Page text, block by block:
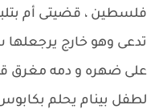
فلسطين ، قضيتى أم
تدعى وهو خارج
على ضهره و دمه مغرق
لطفل بينام يحلم